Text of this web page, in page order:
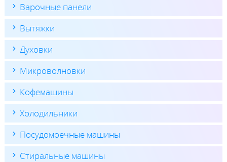
Варочные панели
Вытяжки
Духовки
Микроволновки
Кофемашины
Холодильники
Посудомоечные машины
Стиральные машины